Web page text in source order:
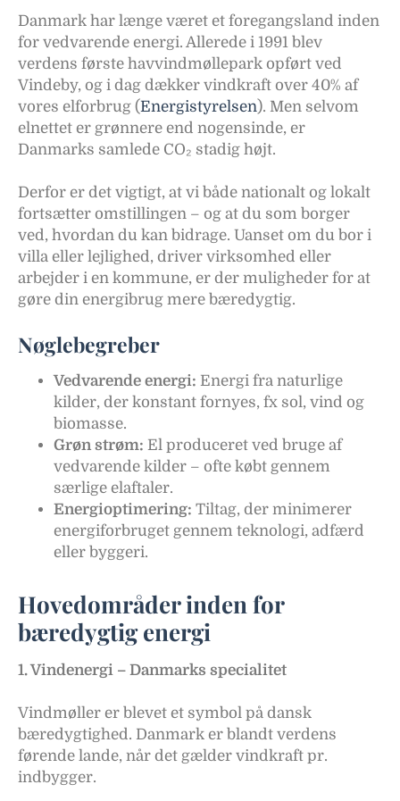
Danmark har længe været et foregangsland inden
for vedvarende energi. Allerede i 1991 blev
verdens første havvindmøllepark opført ved
Vindeby, og i dag dækker vindkraft over 40% af
vores elforbrug (Energistyrelsen). Men selvom
elnettet er grønnere end nogensinde, er
Danmarks samlede CO₂ stadig højt.
Derfor er det vigtigt, at vi både nationalt og lokalt
fortsætter omstillingen – og at du som borger
ved, hvordan du kan bidrage. Uanset om du bor i
villa eller lejlighed, driver virksomhed eller
arbejder i en kommune, er der muligheder for at
gøre din energibrug mere bæredygtig.
Nøglebegreber
Vedvarende energi: Energi fra naturlige
kilder, der konstant fornyes, fx sol, vind og
biomasse.
Grøn strøm: El produceret ved bruge af
vedvarende kilder – ofte købt gennem
særlige elaftaler.
Energioptimering: Tiltag, der minimerer
energiforbruget gennem teknologi, adfærd
eller byggeri.
Hovedområder inden for
bæredygtig energi
1. Vindenergi – Danmarks specialitet
Vindmøller er blevet et symbol på dansk
bæredygtighed. Danmark er blandt verdens
førende lande, når det gælder vindkraft pr.
indbygger.